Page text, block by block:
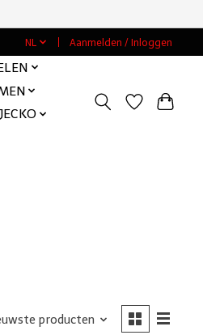
NL Aanmelden / Inloggen
JECKO
producten